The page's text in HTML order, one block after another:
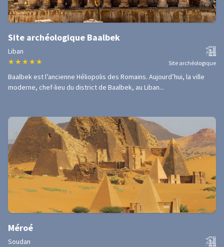
Site archéologique Baalbek
Liban
★ ★ ★ ★ ★ Site archéologique
Baalbek est l’ancienne Héliopolis des Romains. Aujourd’hui, la ville
moderne, chef-lieu du district de Baalbek, au Liban...
Méroé
Soudan